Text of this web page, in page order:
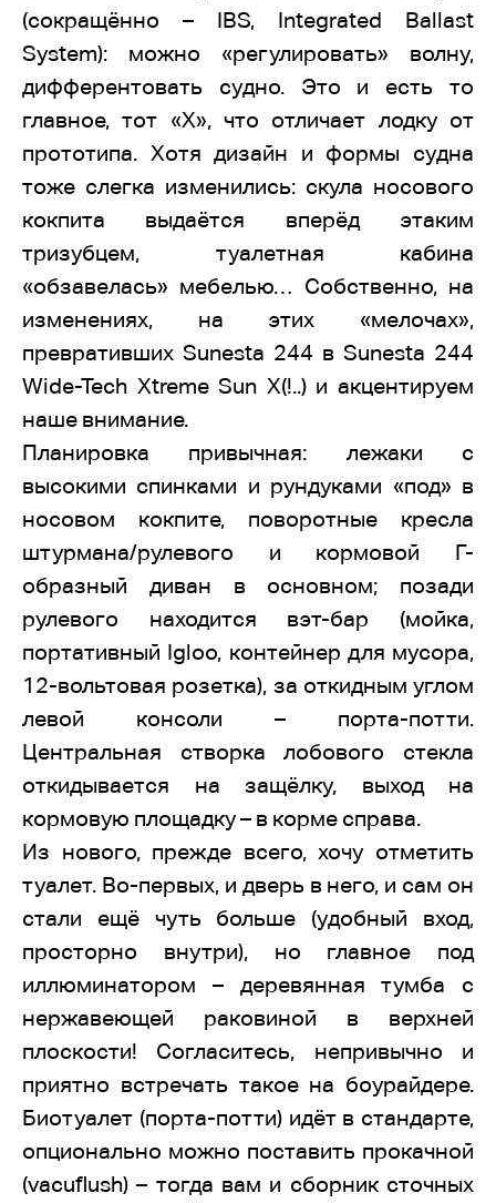
(сокращённо – IBS, Integrated Ballast
System): можно «регулировать» волну,
дифферентовать судно. Это и есть то
главное, тот «Х», что отличает лодку от
прототипа. Хотя дизайн и формы судна
тоже слегка изменились: скула носового
кокпита выдаётся вперёд этаким
тризубцем, туалетная кабина
«обзавелась» мебелью… Собственно, на
изменениях, на этих «мелочах»,
превративших Sunesta 244 в Sunesta 244
Wide-Tech Xtreme Sun X(!..) и акцентируем
наше внимание.
Планировка привычная: лежаки с
высокими спинками и рундуками «под» в
носовом кокпите, поворотные кресла
штурмана/рулевого и кормовой Г-
образный диван в основном; позади
рулевого находится вэт-бар (мойка,
портативный Igloo, контейнер для мусора,
12-вольтовая розетка), за откидным углом
левой консоли – порта-потти.
Центральная створка лобового стекла
откидывается на защёлку, выход на
кормовую площадку – в корме справа.
Из нового, прежде всего, хочу отметить
туалет. Во-первых, и дверь в него, и сам он
стали ещё чуть больше (удобный вход,
просторно внутри), но главное под
иллюминатором – деревянная тумба с
нержавеющей раковиной в верхней
плоскости! Согласитесь, непривычно и
приятно встречать такое на боурайдере.
Биотуалет (порта-потти) идёт в стандарте,
опционально можно поставить прокачной
(vacuflush) – тогда вам и сборник сточных